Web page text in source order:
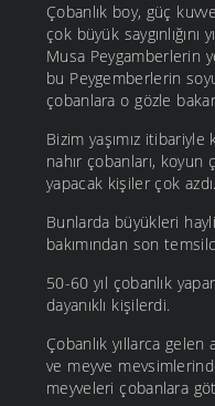
Çobanlık boy, güç
çok büyük
Musa Peygamberlerin
bu Peygemberlerin
çobanlara o gözle
Bizim yaşımız itibariyle
nahır çobanları, koyun
yapacak kişiler çok azdı.
Bunlarda büyükleri
bakımından son
50-60 yıl çobanlık
dayanıklı kişilerdi.
Çobanlık yıllarca
ve meyve
meyveleri çobanlara